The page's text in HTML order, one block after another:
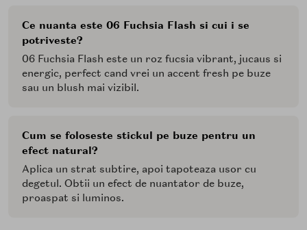
Ce nuanta este 06 Fuchsia Flash si cui i se
potriveste?
06 Fuchsia Flash este un roz fucsia vibrant, jucaus si
energic, perfect cand vrei un accent fresh pe buze
sau un blush mai vizibil.
Cum se foloseste stickul pe buze pentru un
efect natural?
Aplica un strat subtire, apoi tapoteaza usor cu
degetul. Obtii un efect de nuantator de buze,
proaspat si luminos.